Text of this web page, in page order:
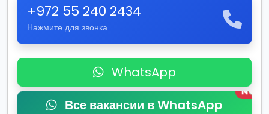
+972 55 240 2434
Нажмите для звонка
WhatsApp
Все вакансии в WhatsApp
New